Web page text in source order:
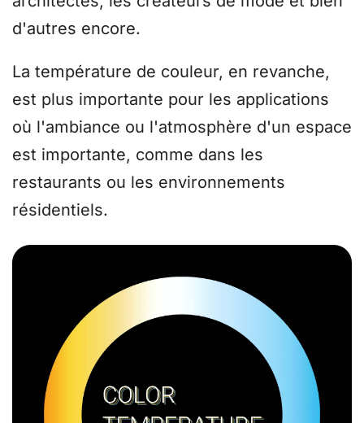
d'autres encore.
La température de couleur, en revanche,
est plus importante pour les applications
où l'ambiance ou l'atmosphère d'un espace
est importante, comme dans les
restaurants ou les environnements
résidentiels.